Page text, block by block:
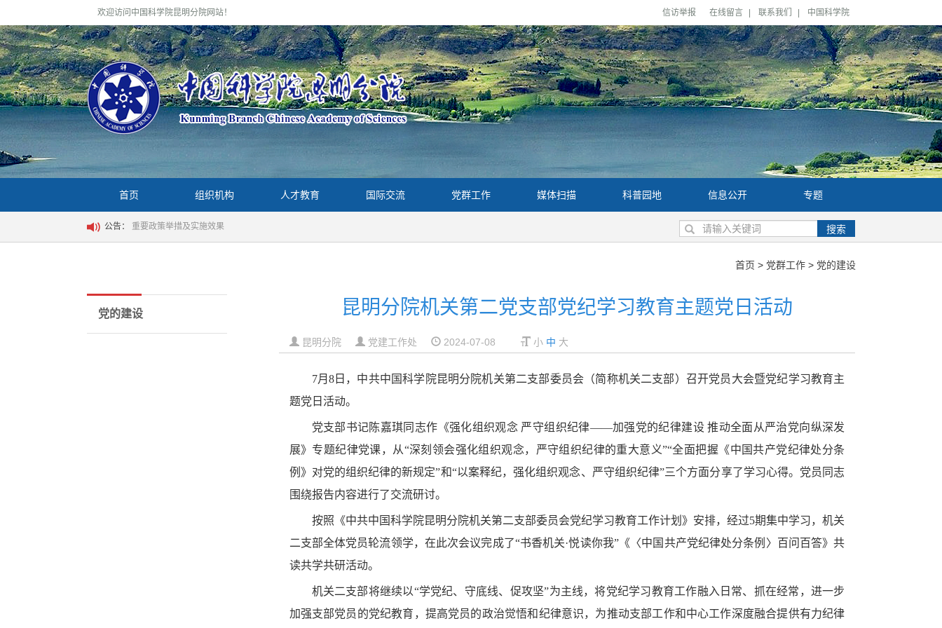
欢迎访问中国科学院昆明分院网站！ 信访举报 在线留言 联系我们 中国科学院
首页 组织机构 人才教育 国际交流 党群工作 媒体扫描 科普园地 信息公开 专题
公告： 重要政策举措及实施效果 搜索
首页 > 党群工作> 党的建设
党的建设 昆明分院机关第二党支部党纪学习教育主题党日活动
昆明分院 党建工作处 2024-07-08 小 中 大
7月8日，中共中国科学院昆明分院机关第二支部委员会（简称机关二支部）召开党员大会暨党纪学习教育主
题党日活动。
党支部书记陈嘉琪同志作《强化组织观念 严守组织纪律——加强党的纪律建设 推动全面从严治党向纵深发
展》专题纪律党课，从“深刻领会强化组织观念，严守组织纪律的重大意义”“全面把握《中国共产党纪律处分条
例》对党的组织纪律的新规定”和“以案释纪，强化组织观念、严守组织纪律”三个方面分享了学习心得。党员同志
围绕报告内容进行了交流研讨。
按照《中共中国科学院昆明分院机关第二支部委员会党纪学习教育工作计划》安排，经过5期集中学习，机关
二支部全体党员轮流领学，在此次会议完成了“书香机关·悦读你我”《〈中国共产党纪律处分条例〉百问百答》共
读共学共研活动。
机关二支部将继续以“学党纪、守底线、促攻坚”为主线，将党纪学习教育工作融入日常、抓在经常，进一步
加强支部党员的党纪教育，提高党员的政治觉悟和纪律意识，为推动支部工作和中心工作深度融合提供有力纪律